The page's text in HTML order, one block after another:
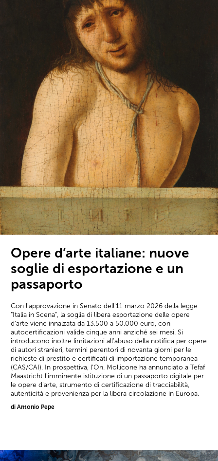
Opere d’arte italiane: nuove
soglie di esportazione e un
passaporto
Con l'approvazione in Senato dell'11 marzo 2026 della legge
"Italia in Scena", la soglia di libera esportazione delle opere
d'arte viene innalzata da 13.500 a 50.000 euro, con
autocertificazioni valide cinque anni anziché sei mesi. Si
introducono inoltre limitazioni all'abuso della notifica per opere
di autori stranieri, termini perentori di novanta giorni per le
richieste di prestito e certificati di importazione temporanea
(CAS/CAI). In prospettiva, l'On. Mollicone ha annunciato a Tefaf
Maastricht l'imminente istituzione di un passaporto digitale per
le opere d'arte, strumento di certificazione di tracciabilità,
autenticità e provenienza per la libera circolazione in Europa.
di Antonio Pepe